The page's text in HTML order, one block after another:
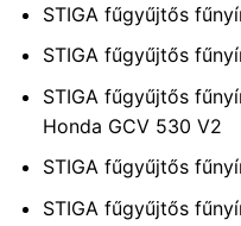
STIGA fűgyűjtős
STIGA fűgyűjtős
STIGA fűgyűjtős
Honda GCV 530 V2
STIGA fűgyűjtős
STIGA fűgyűjtős